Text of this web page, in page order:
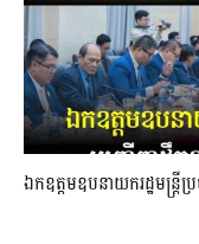
ឯកឧត្តមឧបនាយករដ្ឋមន្រ្តី